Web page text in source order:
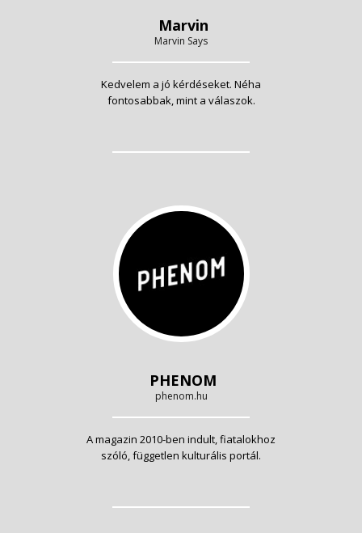
Marvin
Marvin Says
Kedvelem a jó kérdéseket. Néha
fontosabbak, mint a válaszok.
PHENOM
phenom.hu
A magazin 2010-ben indult, fiatalokhoz
szóló, független kulturális portál.